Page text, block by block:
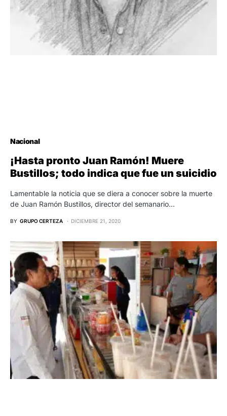
Nacional
¡Hasta pronto Juan Ramón! Muere
Bustillos; todo indica que fue un suicidio
Lamentable la noticia que se diera a conocer sobre la muerte
de Juan Ramón Bustillos, director del semanario…
BY GRUPO CERTEZA DICIEMBRE 21, 2020